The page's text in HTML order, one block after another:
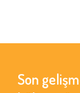
Son